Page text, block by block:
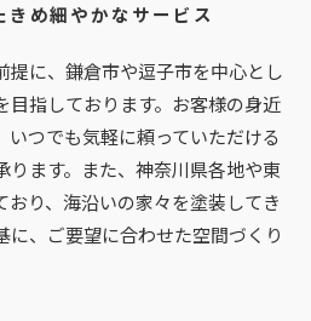
きめ細やかなサービス
提に、鎌倉市や逗子市を中心とし
目指しております。お客様の身近
いつでも気軽に頼っていただける
ります。また、神奈川県各地や東
おり、海沿いの家々を塗装してき
に、ご要望に合わせた空間づくり